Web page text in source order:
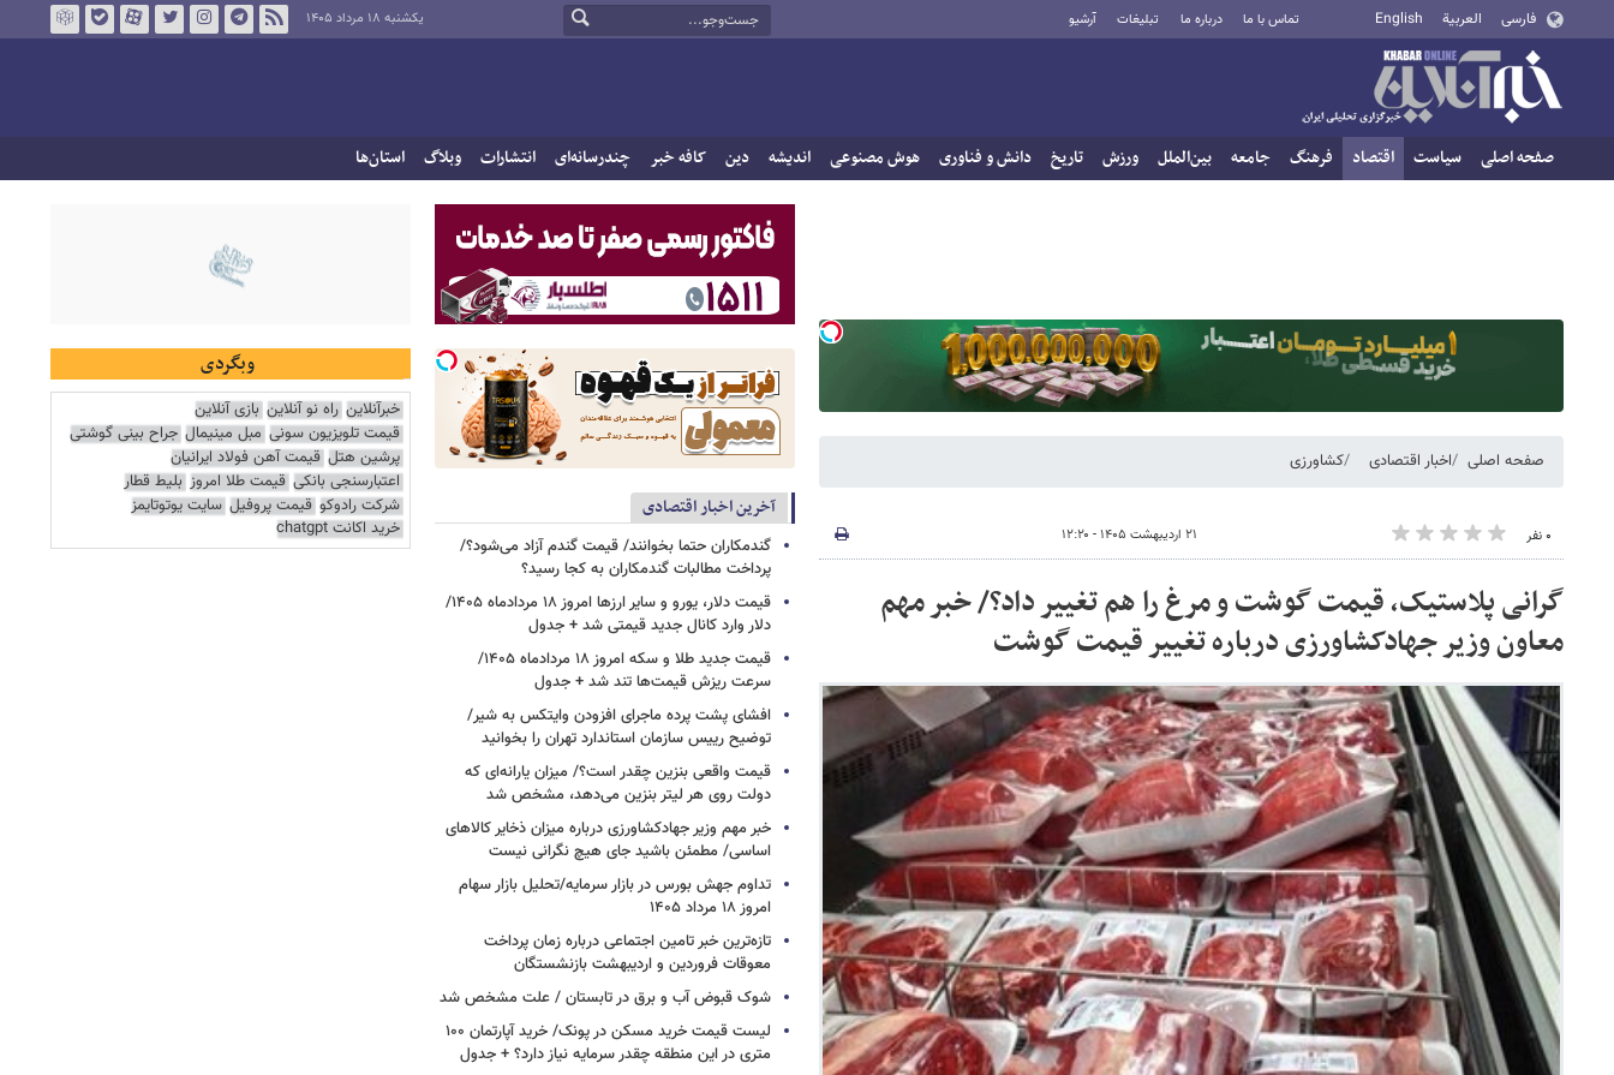
فارسی العربية English تماس با ما درباره ما تبلیغات آرشیو یکشنبه ۱۸ مرداد ۱۴۰۵
صفحه اصلی سیاست اقتصاد فرهنگ جامعه بین‌الملل ورزش تاریخ دانش و فناوری هوش مصنوعی اندیشه دین کافه خبر چندرسانه‌ای انتشارات وبلاگ استان‌ها
صفحه اصلی اخبار اقتصادی کشاورزی
۰ نفر ۲۱ اردیبهشت ۱۴۰۵ - ۱۲:۲۰
گرانی پلاستیک، قیمت گوشت و مرغ را هم تغییر داد؟/ خبر مهم
معاون وزیر جهادکشاورزی درباره تغییر قیمت گوشت
آخرین اخبار اقتصادی
گندمکاران حتما بخوانند/ قیمت گندم آزاد می‌شود؟/
پرداخت مطالبات گندمکاران به کجا رسید؟
قیمت دلار، یورو و سایر ارزها امروز ۱۸ مردادماه ۱۴۰۵/
دلار وارد کانال جدید قیمتی شد + جدول
قیمت جدید طلا و سکه امروز ۱۸ مردادماه ۱۴۰۵/
سرعت ریزش قیمت‌ها تند شد + جدول
افشای پشت پرده ماجرای افزودن وایتکس به شیر/
توضیح رییس سازمان استاندارد تهران را بخوانید
قیمت واقعی بنزین چقدر است؟/ میزان یارانه‌ای که
دولت روی هر لیتر بنزین می‌دهد، مشخص شد
خبر مهم وزیر جهادکشاورزی درباره میزان ذخایر کالاهای
اساسی/ مطمئن باشید جای هیچ نگرانی نیست
تداوم جهش بورس در بازار سرمایه/تحلیل بازار سهام
امروز ۱۸ مرداد ۱۴۰۵
تازه‌ترین خبر تامین اجتماعی درباره زمان پرداخت
معوقات فروردین و اردیبهشت بازنشستگان
شوک قبوض آب و برق در تابستان / علت مشخص شد
لیست قیمت خرید مسکن در پونک/ خرید آپارتمان ۱۰۰
متری در این منطقه چقدر سرمایه نیاز دارد؟ + جدول
وبگردی
خبرآنلاین راه نو آنلاین بازی آنلاین
قیمت تلویزیون سونی مبل مینیمال جراح بینی گوشتی
پرشین هتل قیمت آهن فولاد ایرانیان
اعتبارسنجی بانکی قیمت طلا امروز بلیط قطار
شرکت رادوکو قیمت پروفیل سایت یوتوتایمز
خرید اکانت chatgpt